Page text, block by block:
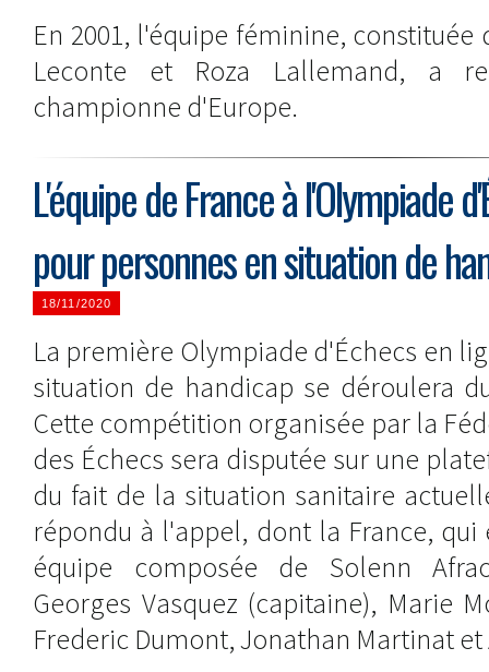
En 2001, l'équipe féminine, constituée
Leconte et Roza Lallemand, a
championne d'Europe.
L'équipe de France à l'Olympiade
pour personnes en situation de
18/11/2020
La première Olympiade d'Échecs en
situation de handicap se déroulera
Cette compétition organisée par la
des Échecs sera disputée sur une
du fait de la situation sanitaire
répondu à l'appel, dont la France,
équipe composée de Solenn
Georges Vasquez (capitaine), Marie
Frederic Dumont, Jonathan Martinat